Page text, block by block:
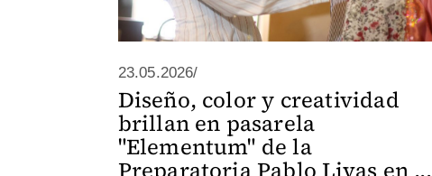
23.05.2026/
Diseño, color y creatividad
brillan en pasarela
"Elementum" de la